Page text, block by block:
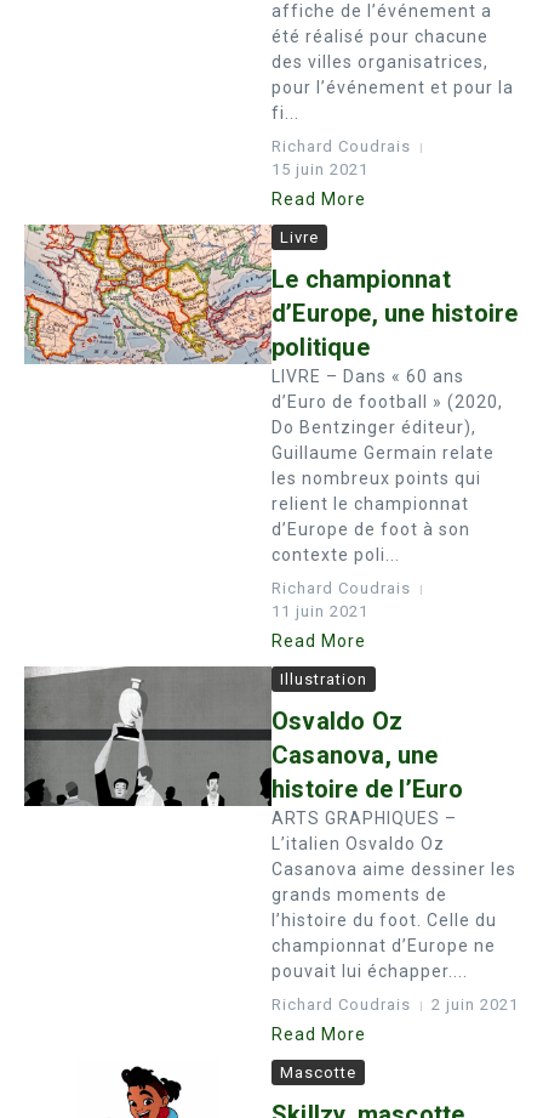
affiche de l’événement a
été réalisé pour chacune
des villes organisatrices,
pour l’événement et pour la
fi...
Richard Coudrais
15 juin 2021
Read More
Livre
Le championnat
d’Europe, une histoire
politique
LIVRE – Dans « 60 ans
d’Euro de football » (2020,
Do Bentzinger éditeur),
Guillaume Germain relate
les nombreux points qui
relient le championnat
d’Europe de foot à son
contexte poli...
Richard Coudrais
11 juin 2021
Read More
Illustration
Osvaldo Oz
Casanova, une
histoire de l’Euro
ARTS GRAPHIQUES –
L’italien Osvaldo Oz
Casanova aime dessiner les
grands moments de
l’histoire du foot. Celle du
championnat d’Europe ne
pouvait lui échapper....
Richard Coudrais 2 juin 2021
Read More
Mascotte